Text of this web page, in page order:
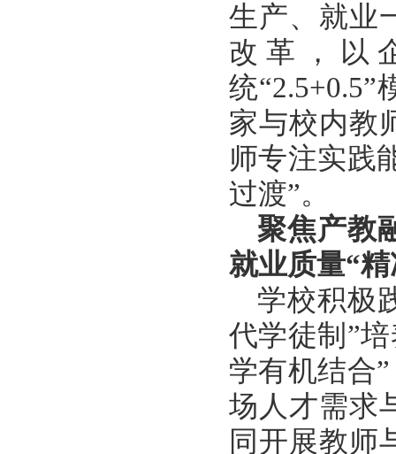
生产、就业
改革，以
统
家与校内教
师专注实践
过渡”。
聚焦产教
就业质量“
学校积极
代学徒制”
学有机结合
场人才需求
同开展教师